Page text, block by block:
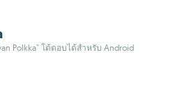
Polkka" โต้ตอบได้สำหรับ Android